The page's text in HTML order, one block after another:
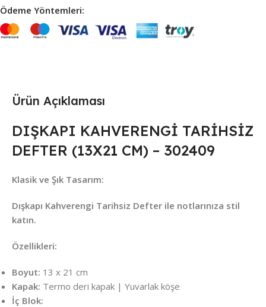
Ödeme Yöntemleri:
Ürün Açıklaması
DIŞKAPI KAHVERENGİ TARİHSİZ
DEFTER (13X21 CM) – 302409
Klasik ve Şık Tasarım:
Dışkapı Kahverengi Tarihsiz Defter ile notlarınıza stil
katın.
Özellikleri:
Boyut: 13 x 21 cm
Kapak: Termo deri kapak | Yuvarlak köşe
İç Blok: